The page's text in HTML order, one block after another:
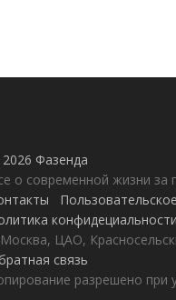
Фазенда
о современной жизни за
конфидециальности
Москва, ЦАО,
связь
разрешено при